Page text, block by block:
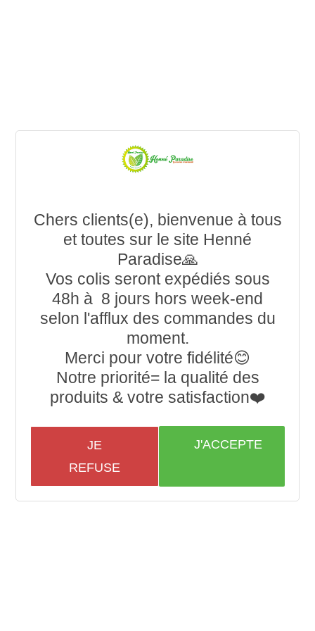
Chers clients(e), bienvenue à tous
et toutes sur le site Henné
Paradise🙏
Vos colis seront expédiés sous
48h à 8 jours hors week-end
selon l'afflux des commandes du
moment.
Merci pour votre fidélité😊
Notre priorité= la qualité des
produits & votre satisfaction❤️
JE
REFUSE
J'ACCEPTE